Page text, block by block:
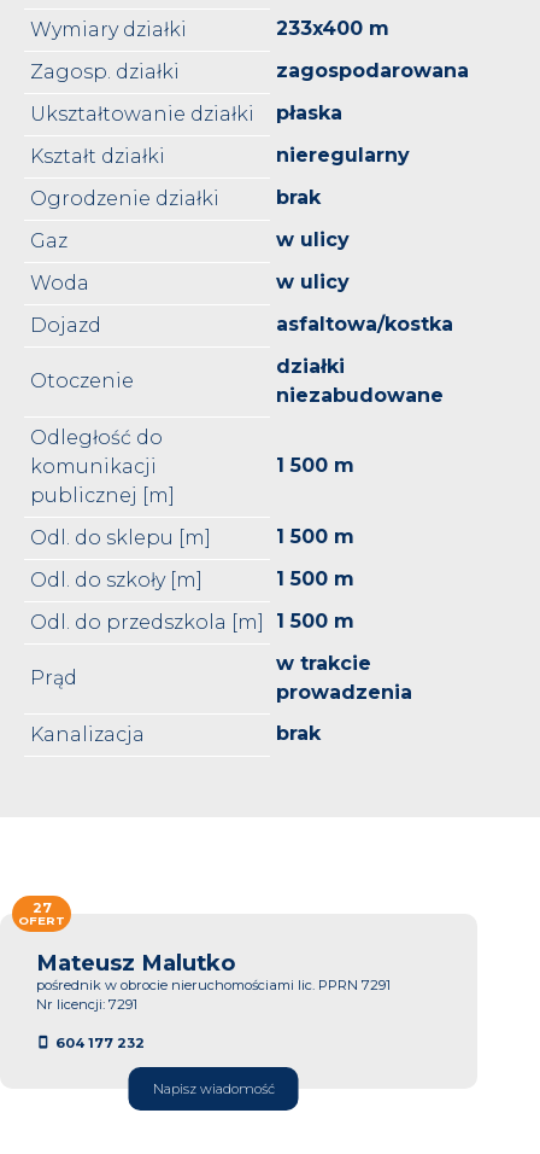
Wymiary działki
233x400 m
Zagosp. działki
zagospodarowana
Ukształtowanie działki
płaska
Kształt działki
nieregularny
Ogrodzenie działki
brak
Gaz
w ulicy
Woda
w ulicy
Dojazd
asfaltowa/kostka
Otoczenie
działki
niezabudowane
Odległość do
komunikacji
publicznej [m]
1 500 m
Odl. do sklepu [m]
1 500 m
Odl. do szkoły [m]
1 500 m
Odl. do przedszkola [m]
1 500 m
Prąd
w trakcie
prowadzenia
Kanalizacja
brak
Mateusz Malutko
pośrednik w obrocie nieruchomościami lic. PPRN 7291
Nr licencji: 7291
604 177 232
Napisz wiadomość
27
OFERT